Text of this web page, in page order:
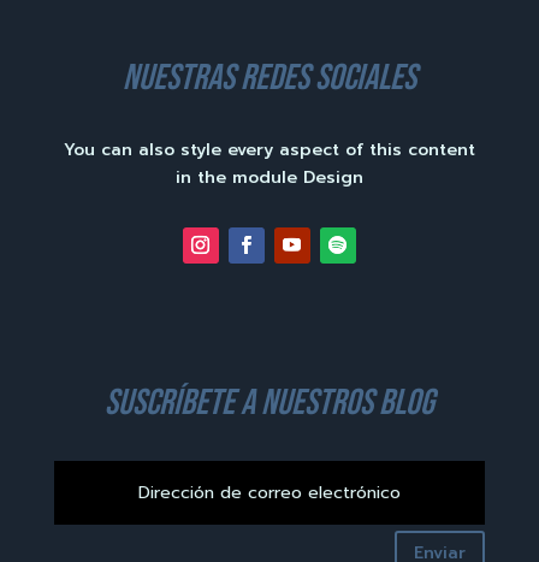
nuestras redes sociales
You can also style every aspect of this content
in the module Design
suscríbete a nuestros blog
Enviar